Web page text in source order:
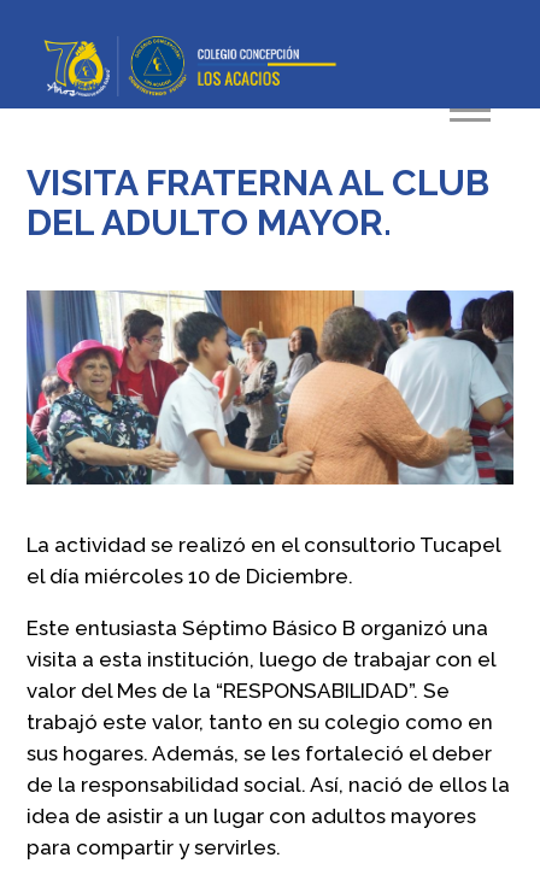
VISITA FRATERNA AL CLUB
DEL ADULTO MAYOR.
La actividad se realizó en el consultorio Tucapel
el día miércoles 10 de Diciembre.
Este entusiasta Séptimo Básico B organizó una
visita a esta institución, luego de trabajar con el
valor del Mes de la “RESPONSABILIDAD”. Se
trabajó este valor, tanto en su colegio como en
sus hogares. Además, se les fortaleció el deber
de la responsabilidad social. Así, nació de ellos la
idea de asistir a un lugar con adultos mayores
para compartir y servirles.